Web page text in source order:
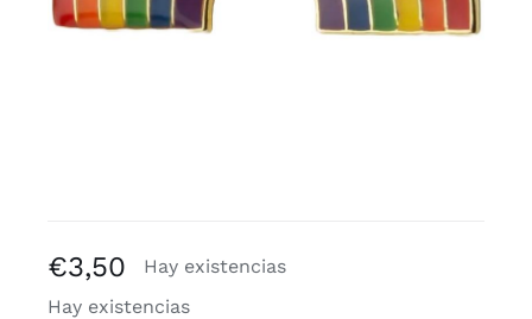
€3,50
Hay existencias
Hay existencias